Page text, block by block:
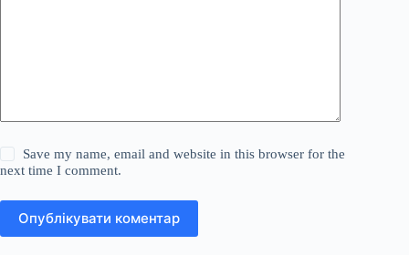
Save my name, email and website in this browser for the
next time I comment.
Опублікувати коментар